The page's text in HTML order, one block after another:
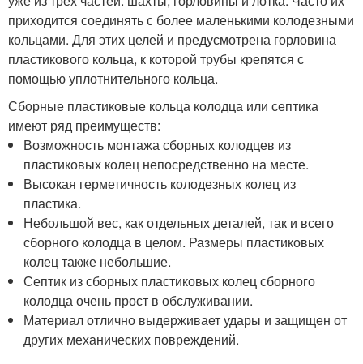
приходится соединять с более маленькими колодезными
кольцами. Для этих целей и предусмотрена горловина
пластикового кольца, к которой трубы крепятся с
помощью уплотнительного кольца.
Сборные пластиковые кольца колодца или септика
имеют ряд преимуществ:
Возможность монтажа сборных колодцев из
пластиковых колец непосредственно на месте.
Высокая герметичность колодезных колец из
пластика.
Небольшой вес, как отдельных деталей, так и всего
сборного колодца в целом. Размеры пластиковых
колец также небольшие.
Септик из сборных пластиковых колец сборного
колодца очень прост в обслуживании.
Материал отлично выдерживает удары и защищен от
других механических повреждений.